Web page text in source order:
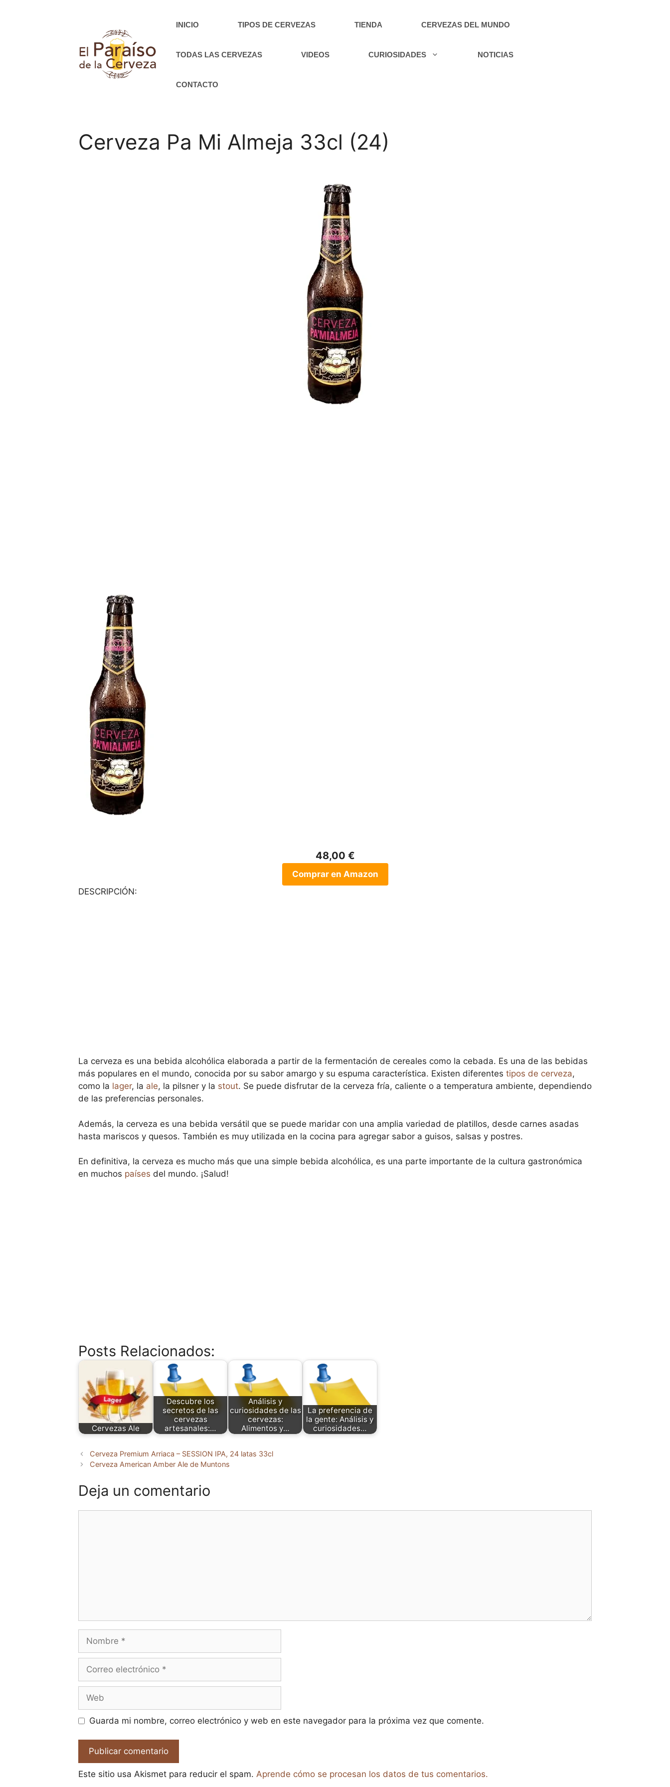
INICIO TIPOS DE CERVEZAS TIENDA CERVEZAS DEL MUNDO
TODAS LAS CERVEZAS VIDEOS CURIOSIDADES NOTICIAS
CONTACTO
Cerveza Pa Mi Almeja 33cl (24)
48,00 €
Comprar en Amazon
DESCRIPCIÓN:
La cerveza es una bebida alcohólica elaborada a partir de la fermentación de cereales como la cebada. Es una de las bebidas
más populares en el mundo, conocida por su sabor amargo y su espuma característica. Existen diferentes tipos de cerveza,
como la lager, la ale, la pilsner y la stout. Se puede disfrutar de la cerveza fría, caliente o a temperatura ambiente, dependiendo
de las preferencias personales.
Además, la cerveza es una bebida versátil que se puede maridar con una amplia variedad de platillos, desde carnes asadas
hasta mariscos y quesos. También es muy utilizada en la cocina para agregar sabor a guisos, salsas y postres.
En definitiva, la cerveza es mucho más que una simple bebida alcohólica, es una parte importante de la cultura gastronómica
en muchos países del mundo. ¡Salud!
Posts Relacionados:
Cervezas Ale
Descubre los
secretos de las
cervezas
artesanales:…
Análisis y
curiosidades de las
cervezas:
Alimentos y…
La preferencia de
la gente: Análisis y
curiosidades…
Cerveza Premium Arriaca – SESSION IPA, 24 latas 33cl
Cerveza American Amber Ale de Muntons
Deja un comentario
electrónico
Guarda mi nombre, correo electrónico y web en este navegador para la próxima vez que comente.
Este sitio usa Akismet para reducir el spam. Aprende cómo se procesan los datos de tus comentarios.